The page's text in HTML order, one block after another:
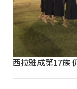
西拉雅成第17族